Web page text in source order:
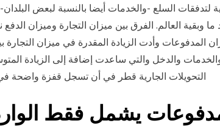
لتدفقات السلع -والخدمات أيضا بالنسبة لبعض البلدان-
وبقية العالم. الفرق بين ميزان التجارة وميزان
ميزان المدفوعات وأدت الزيادة المقدرة في ميزان
السلع والخدمات والدخل والتي ساعدت إضافة إلى الزيادة
التحويلات الجارية قطر في أن تسجل قفزة واضحة
يشمل فقط